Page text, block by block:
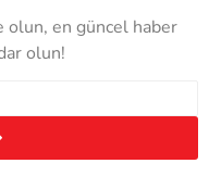
en güncel haber
olun!